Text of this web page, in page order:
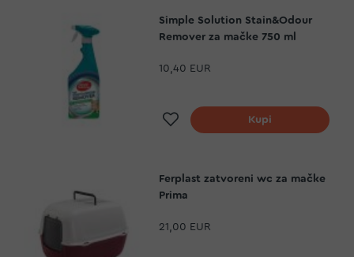
Simple Solution Stain&Odour
Remover za mačke 750 ml
10,40 EUR
Dodaj na listu želja
Kupi
Ferplast zatvoreni wc za mačke
Prima
21,00 EUR